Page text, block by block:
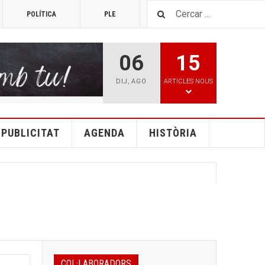
POLÍTICA PLE TOP 25
06
DIJ , AGO
15
ARTICLES NOUS
PUBLICITAT AGENDA HISTÒRIA